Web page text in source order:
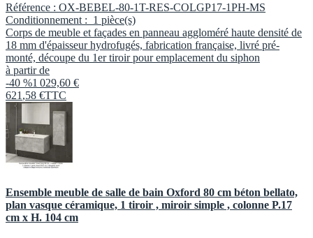
Référence : OX-BEBEL-80-1T-RES-COLGP17-1PH-MS
Conditionnement : 1 pièce(s)
Corps de meuble et façades en panneau aggloméré haute densité de
18 mm d'épaisseur hydrofugés, fabrication française, livré pré-
monté, découpe du 1er tiroir pour emplacement du siphon
à partir de
-40 %1 029,60 €
621 ,58 €TTC
Ensemble meuble de salle de bain Oxford 80 cm béton bellato,
plan vasque céramique, 1 tiroir , miroir simple , colonne P.17
cm x H. 104 cm